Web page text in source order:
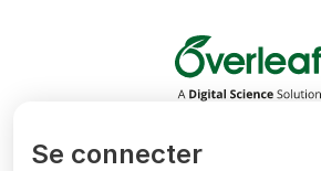
Overleaf
Se connecter